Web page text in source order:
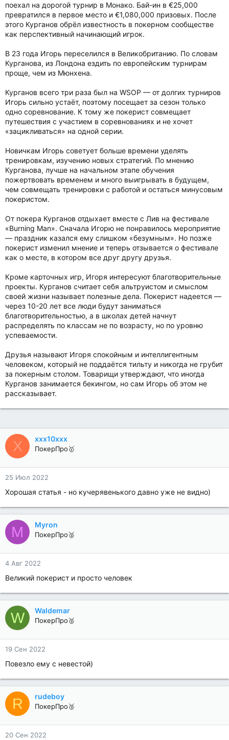
поехал на дорогой турнир в Монако. Бай-ин в €25,000
превратился в первое место и €1,080,000 призовых. После
этого Курганов обрёл известность в покерном сообществе
как перспективный начинающий игрок.
В 23 года Игорь переселился в Великобританию. По словам
Курганова, из Лондона ездить по европейским турнирам
проще, чем из Мюнхена.
Курганов всего три раза был на WSOP — от долгих турниров
Игорь сильно устаёт, поэтому посещает за сезон только
одно соревнование. К тому же покерист совмещает
путешествия с участием в соревнованиях и не хочет
«зацикливаться» на одной серии.
Новичкам Игорь советует больше времени уделять
тренировкам, изучению новых стратегий. По мнению
Курганова, лучше на начальном этапе обучения
пожертвовать временем и много выигрывать в будущем,
чем совмещать тренировки с работой и остаться минусовым
покеристом.
От покера Курганов отдыхает вместе с Лив на фестивале
«Burning Man». Сначала Игорю не понравилось мероприятие
— праздник казался ему слишком «безумным». Но позже
покерист изменил мнение и теперь отзывается о фестивале
как о месте, в котором все друг другу друзья.
Кроме карточных игр, Игоря интересуют благотворительные
проекты. Курганов считает себя альтруистом и смыслом
своей жизни называет полезные дела. Покерист надеется —
через 10-20 лет все люди будут заниматься
благотворительностью, а в школах детей начнут
распределять по классам не по возрасту, но по уровню
успеваемости.
Друзья называют Игоря спокойным и интеллигентным
человеком, который не поддаётся тильту и никогда не грубит
за покерным столом. Товарищи утверждают, что иногда
Курганов занимается бекингом, но сам Игорь об этом не
рассказывает.
X xxx10xxx
ПокерПро🥇
25 Июл 2022
Хорошая статья - но кучерявенького давно уже не видно)
M Myron
ПокерПро🥈
4 Авг 2022
Великий покерист и просто человек
W Waldemar
ПокерПро🥈
19 Сен 2022
Повезло ему с невестой)
R rudeboy
ПокерПро🥉
20 Сен 2022